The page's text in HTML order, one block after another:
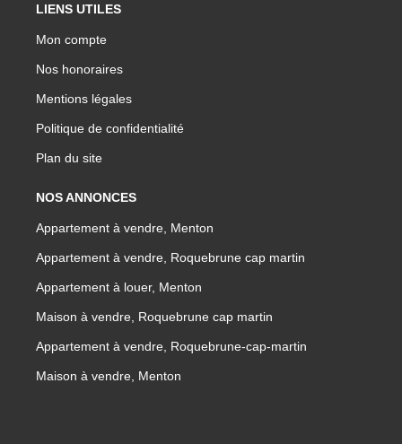
LIENS UTILES
Mon compte
Nos honoraires
Mentions légales
Politique de confidentialité
Plan du site
NOS ANNONCES
Appartement à vendre, Menton
Appartement à vendre, Roquebrune cap martin
Appartement à louer, Menton
Maison à vendre, Roquebrune cap martin
Appartement à vendre, Roquebrune-cap-martin
Maison à vendre, Menton